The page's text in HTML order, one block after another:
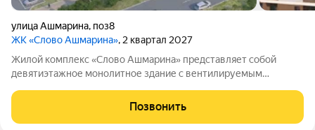
улица Ашмарина, поз8
ЖК «Слово Ашмарина», 2 квартал 2027
Жилой комплекс «Слово Ашмарина» представляет собой
девятиэтажное монолитное здание с вентилируемым
Ашмарину, известному учёному и языковеду,
Позвонить